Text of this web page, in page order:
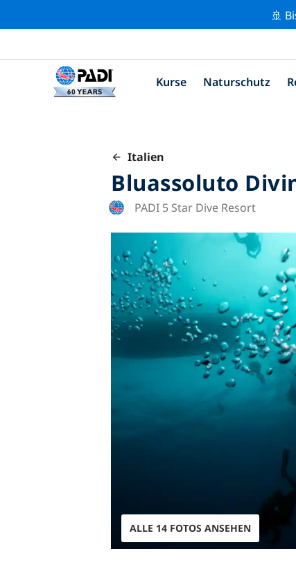
🚢
Kurse Naturschutz
Italien
Bluassoluto
PADI 5 Star Dive Resort
ALLE 14 FOTOS ANSEHEN